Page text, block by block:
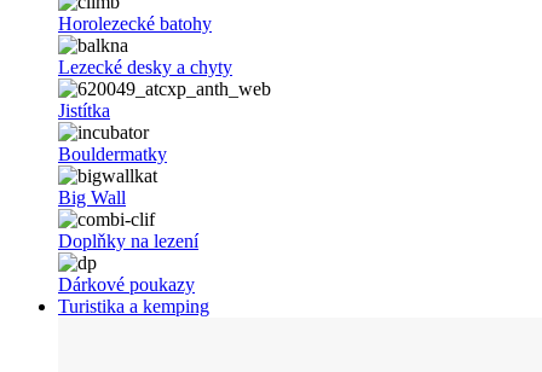
Horolezecké batohy
Lezecké desky a chyty
Jistítka
Bouldermatky
Big Wall
Doplňky na lezení
Dárkové poukazy
Turistika a kemping